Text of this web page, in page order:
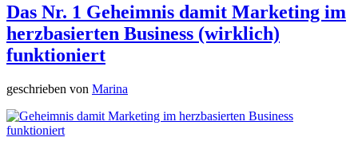
Das Nr. 1 Geheimnis damit Marketing im
herzbasierten Business (wirklich)
funktioniert
geschrieben von Marina